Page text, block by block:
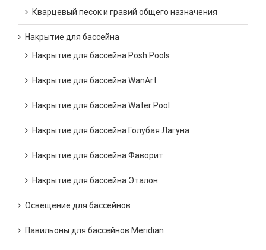
Кварцевый песок и гравий общего назначения
Накрытие для бассейна
Накрытие для бассейна Posh Pools
Накрытие для бассейна WanArt
Накрытие для бассейна Water Pool
Накрытие для бассейна Голубая Лагуна
Накрытие для бассейна Фаворит
Накрытие для бассейна Эталон
Освещение для бассейнов
Павильоны для бассейнов Meridian